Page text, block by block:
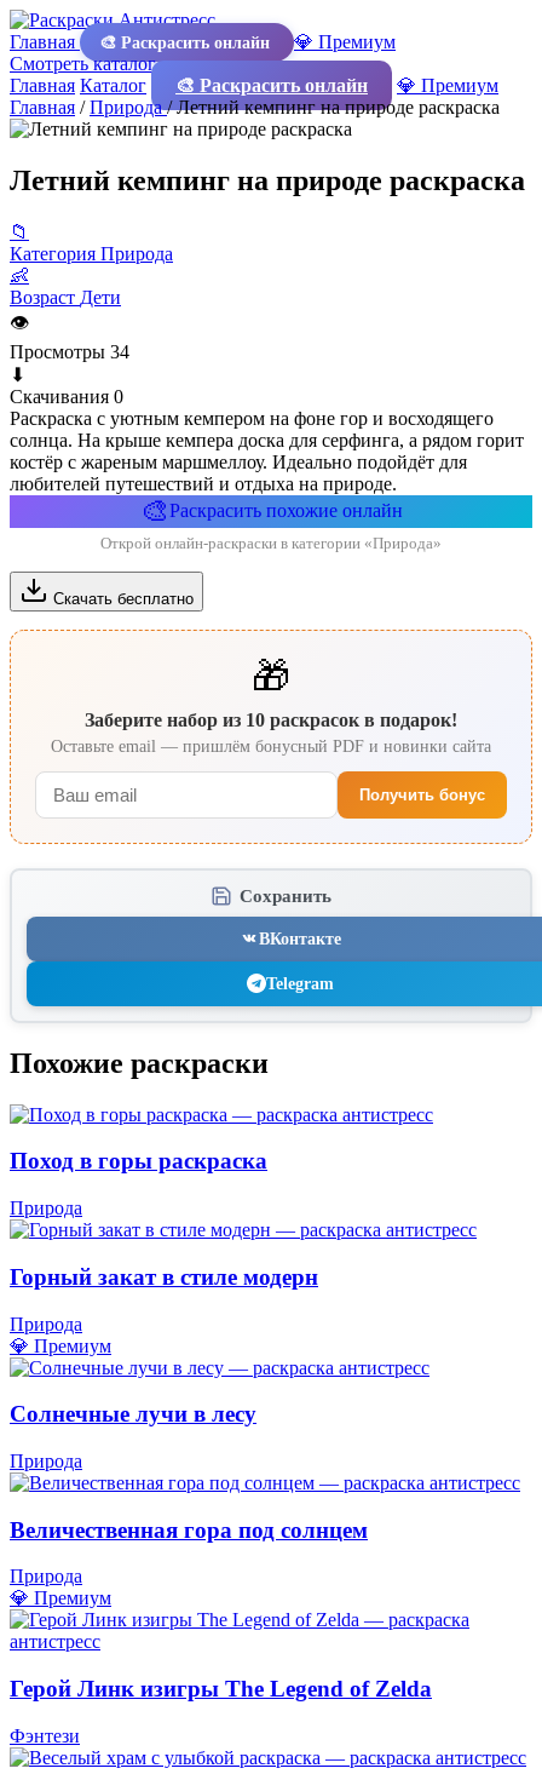
Главная 🎨 Раскрасить онлайн
💎 Премиум
Смотреть каталог
Главная Каталог 🎨 Раскрасить онлайн
💎 Премиум
Главная /Природа/Летний кемпинг на природе раскраска
Летний кемпинг на природе раскраска
📁
Категория Природа
👶
Возраст Дети
👁
Просмотры 34
⬇
Скачивания 0
Раскраска с уютным кемпером на фоне гор и восходящего
солнца. На крыше кемпера доска для серфинга, а рядом горит
костёр с жареным маршмеллоу. Идеально подойдёт для
любителей путешествий и отдыха на природе.
🎨Раскрасить похожие онлайн
Открой онлайн-раскраски в категории «Природа»
Скачать бесплатно
🎁
Заберите набор из 10 раскрасок в подарок!
Оставьте email — пришлём бонусный PDF и новинки сайта
Получить бонус
Сохранить
ВКонтакте
Telegram
Похожие раскраски
Поход в горы раскраска
Природа
Горный закат в стиле модерн
Природа
💎 Премиум
Солнечные лучи в лесу
Природа
Величественная гора под солнцем
Природа
💎 Премиум
Герой Линк изигры The Legend of Zelda
Фэнтези